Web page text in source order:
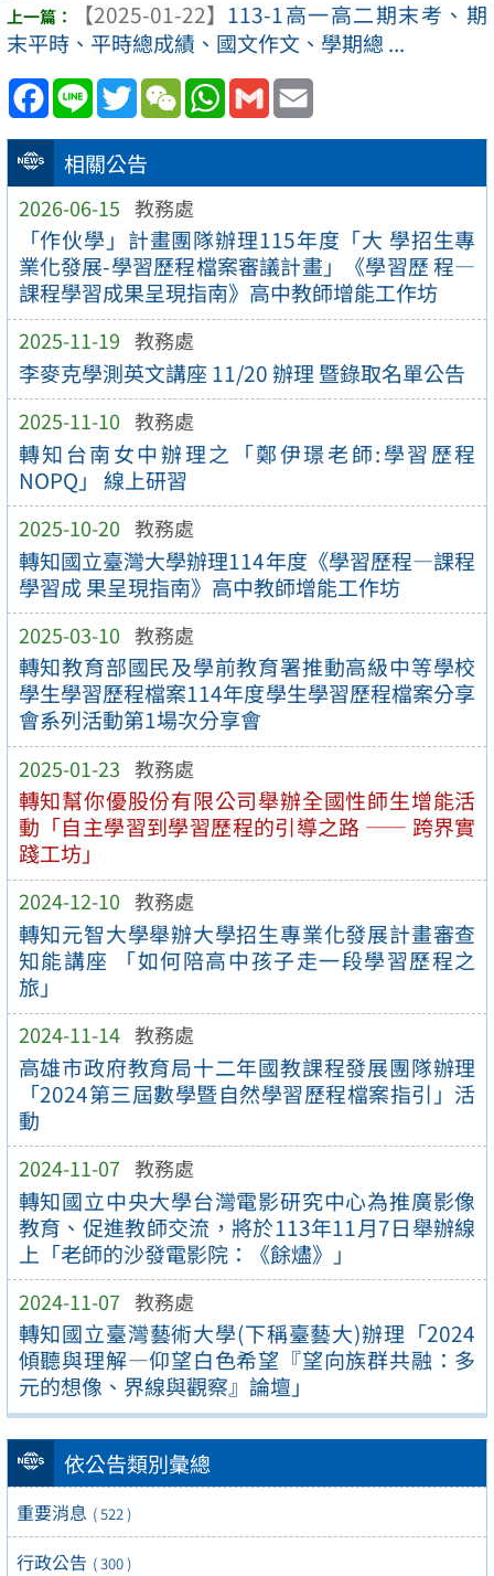
相關公告
2026-06-15 教務處
「作伙學」計畫團隊辦理115年度「大 學招生專
業化發展-學習歷程檔案審議計畫」《學習歷 程—
課程學習成果呈現指南》高中教師增能工作坊
2025-11-19 教務處
李麥克學測英文講座 11/20 辦理 暨錄取名單公告
2025-11-10 教務處
轉知台南女中辦理之「鄭伊璟老師:學習歷程
NOPQ」 線上研習
2025-10-20 教務處
轉知國立臺灣大學辦理114年度《學習歷程—課程
學習成 果呈現指南》高中教師增能工作坊
2025-03-10 教務處
轉知教育部國民及學前教育署推動高級中等學校
學生學習歷程檔案114年度學生學習歷程檔案分享
會系列活動第1場次分享會
2025-01-23 教務處
轉知幫你優股份有限公司舉辦全國性師生增能活
動「自主學習到學習歷程的引導之路 —— 跨界實
踐工坊」
2024-12-10 教務處
轉知元智大學舉辦大學招生專業化發展計畫審查
知能講座 「如何陪高中孩子走一段學習歷程之
旅」
2024-11-14 教務處
高雄市政府教育局十二年國教課程發展團隊辦理
「2024第三屆數學暨自然學習歷程檔案指引」活
動
2024-11-07 教務處
轉知國立中央大學台灣電影研究中心為推廣影像
教育、促進教師交流，將於113年11月7日舉辦線
上「老師的沙發電影院：《餘燼》」
2024-11-07 教務處
轉知國立臺灣藝術大學(下稱臺藝大)辦理「2024
傾聽與理解—仰望白色希望『望向族群共融：多
元的想像、界線與觀察』論壇」
依公告類別彙總
重要消息 ( 522 )
行政公告 ( 300 )
【2025-01-22】 113-1高一高二期末考、期
末平時、平時總成績、國文作文、學期總 ...
Facebook
Line TwitterWeChatWhatsApp
Gmail